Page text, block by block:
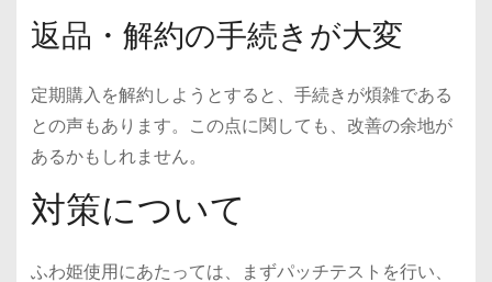
返品・解約の手続きが大変
定期購入を解約しようとすると、手続きが煩雑である
との声もあります。この点に関しても、改善の余地が
あるかもしれません。
対策について
ふわ姫使用にあたっては、まずパッチテストを行い、